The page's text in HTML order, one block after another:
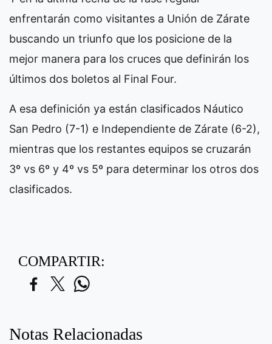
enfrentarán como visitantes a Unión de Zárate
buscando un triunfo que los posicione de la
mejor manera para los cruces que definirán los
últimos dos boletos al Final Four.
A esa definición ya están clasificados Náutico
San Pedro (7-1) e Independiente de Zárate (6-2),
mientras que los restantes equipos se cruzarán
3º vs 6º y 4º vs 5º para determinar los otros dos
clasificados.
COMPARTIR:
Notas Relacionadas